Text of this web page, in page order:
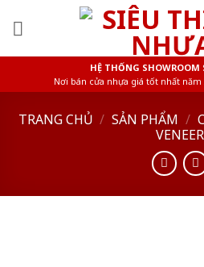
HỆ THỐNG
Nơi bán cửa nhựa giá tốt nhất năm
TRANG CHỦ / SẢN PHẨM /
VENEER